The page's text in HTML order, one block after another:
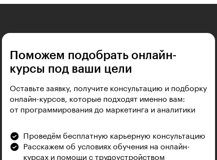
Поможем подобрать онлайн-
курсы под ваши цели
Оставьте заявку, получите консультацию и подборку
онлайн-курсов, которые подходят именно вам:
от программирования до маркетинга и аналитики
Проведём бесплатную карьерную консультацию
Расскажем об условиях обучения на онлайн-
курсах и помощи с трудоустройством